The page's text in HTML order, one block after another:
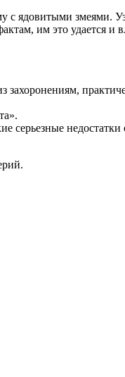
ядовитыми змеями.
им это удается и
серьезные